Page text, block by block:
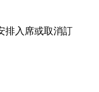
排入席或取消訂